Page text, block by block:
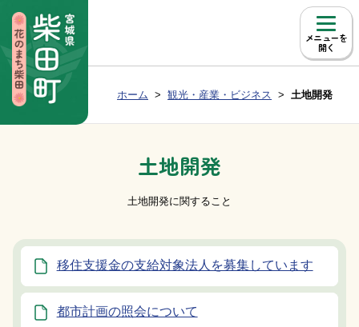
メニュー
Group NAV 現在位置：
ホーム 観光・産業・ビジネス 土地開発
土地開発
土地開発に関すること
移住支援金の支給対象法人を募集しています
都市計画の照会について